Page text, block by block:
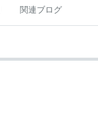
関連ブログ